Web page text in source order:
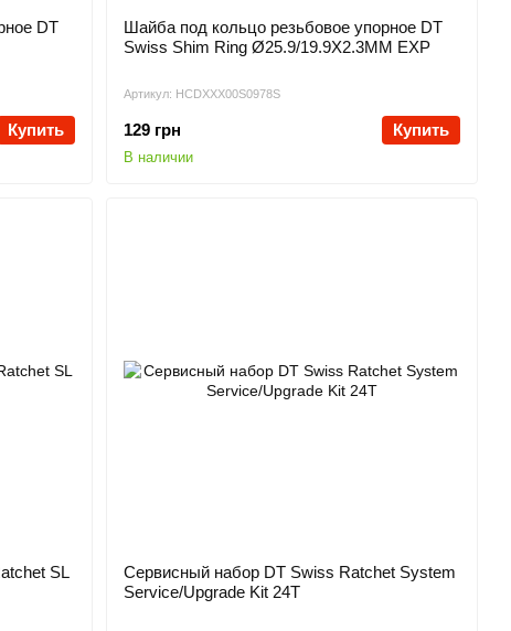
DT
Купить
Артикул: HCDXXX00S0978S
Шайба под кольцо резьбовое упорное DT
Swiss Shim Ring Ø25.9/19.9X2.3MM EXP
129 грн Купить
В наличии
SL
Сервисный набор DT Swiss Ratchet System
Service/Upgrade Kit 24T